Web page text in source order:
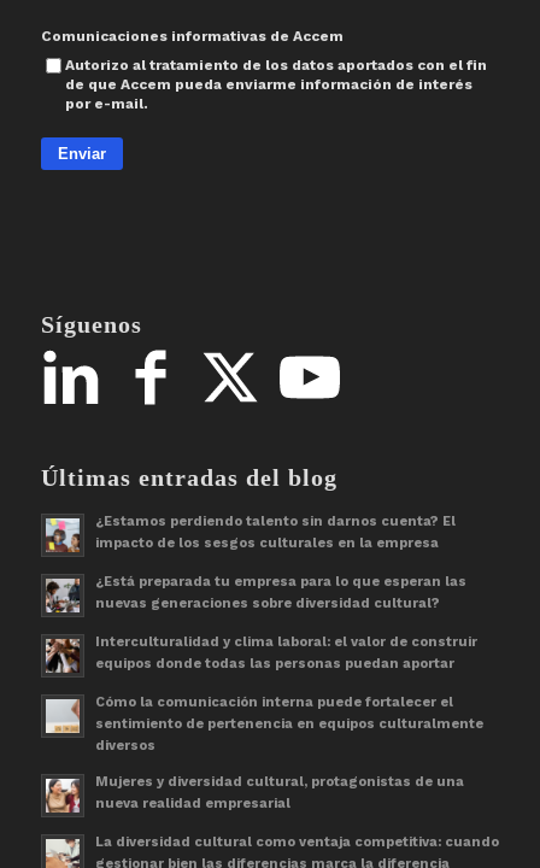
Comunicaciones informativas de Accem
Autorizo al tratamiento de los datos aportados con el fin
de que Accem pueda enviarme información de interés
por e-mail.
Enviar
Síguenos
Últimas entradas del blog
¿Estamos perdiendo talento sin darnos cuenta? El
impacto de los sesgos culturales en la empresa
¿Está preparada tu empresa para lo que esperan las
nuevas generaciones sobre diversidad cultural?
Interculturalidad y clima laboral: el valor de construir
equipos donde todas las personas puedan aportar
Cómo la comunicación interna puede fortalecer el
sentimiento de pertenencia en equipos culturalmente
diversos
Mujeres y diversidad cultural, protagonistas de una
nueva realidad empresarial
La diversidad cultural como ventaja competitiva: cuando
gestionar bien las diferencias marca la diferencia